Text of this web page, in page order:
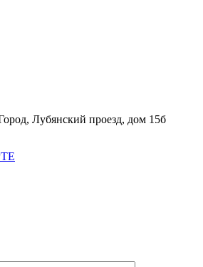
Лубянский проезд, дом 15б